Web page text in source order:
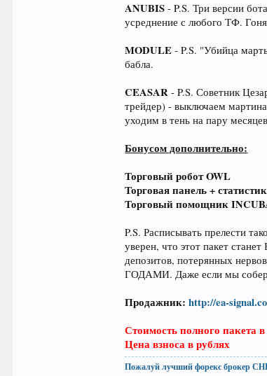
ANUBIS - P.S. Три версии
усреднение с любого ТФ.
MODULE - P.S. "Убийца
бабла.
CEASAR - P.S. Советник
трейдер) - выключаем
уходим в тень на пару
Бонусом дополнительно:
Торговый робот OWL
Торговая панель +
Торговый помощник
P.S. Расписывать прелести
уверен, что этот пакет
депозитов, потерянных
ГОДАМИ. Даже если мы
Продажник:http://ea-
Стоимость полного пакета
Цена взноса в рублях
Пожалуй лучший форекс брокер